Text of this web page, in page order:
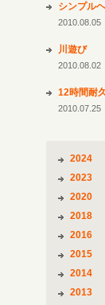
シンプル
2010.08.05
川遊び
2010.08.02
12時間耐
2010.07.25
2024
2023
2020
2018
2016
2015
2014
2013